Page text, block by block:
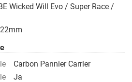
Wicked Will Evo / Super Race /
Carbon Pannier Carrier
Ja